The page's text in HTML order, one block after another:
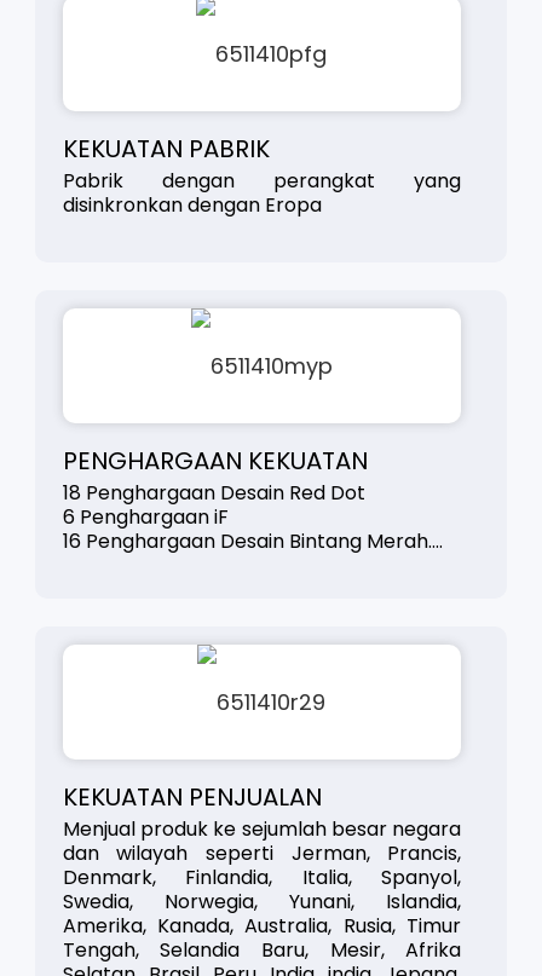
KEKUATAN PABRIK
Pabrik dengan perangkat yang
disinkronkan dengan Eropa
PENGHARGAAN KEKUATAN
18 Penghargaan Desain Red Dot
6 Penghargaan iF
16 Penghargaan Desain Bintang Merah....
KEKUATAN PENJUALAN
Menjual produk ke sejumlah besar negara
dan wilayah seperti Jerman, Prancis,
Denmark, Finlandia, Italia, Spanyol,
Swedia, Norwegia, Yunani, Islandia,
Amerika, Kanada, Australia, Rusia, Timur
Tengah, Selandia Baru, Mesir, Afrika